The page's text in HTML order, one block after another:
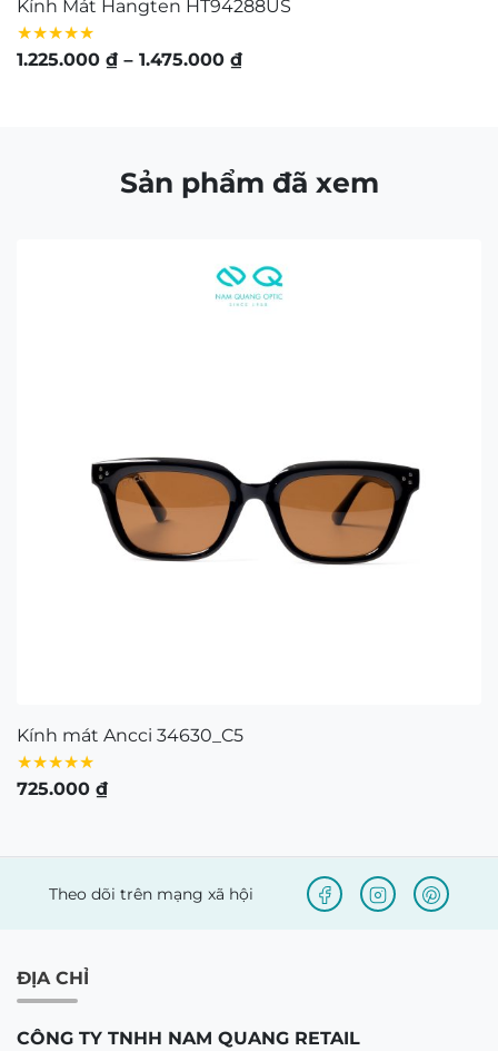
Kính Mát Hangten HT94288US
★★★★★
1.225.000 ₫ – 1.475.000 ₫Khoảng
1.475.000 ₫
Sản phẩm đã xem
Kính mát Ancci 34630_C5
★★★★★
725.000 ₫
Theo dõi trên mạng xã hội
ĐỊA CHỈ
CÔNG TY TNHH NAM QUANG RETAIL